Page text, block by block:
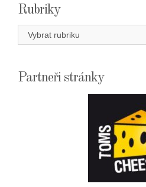
Rubriky
Rubriky
Partneři stránky